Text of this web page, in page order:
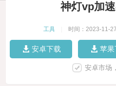
神灯vp加
工具 时间：2023-11-27
安卓下载 苹果
安卓市场